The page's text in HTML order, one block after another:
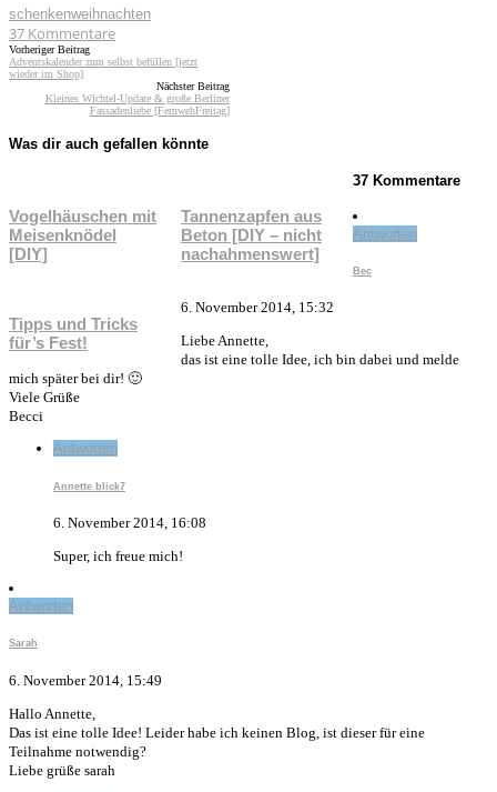
schenkenweihnachten
37 Kommentare
Vorheriger Beitrag
Adventskalender zum selbst befüllen [jetzt
wieder im Shop]
Nächster Beitrag
Kleines Wichtel-Update & große Berliner
Fassadenliebe [FernwehFreitag]
Was dir auch gefallen könnte
Vogelhäuschen mit
Meisenknödel
[DIY]
Tannenzapfen aus
Beton [DIY – nicht
nachahmenswert]
Tipps und Tricks
für’s Fest!
37 Kommentare
Antworten
Bec
6. November 2014, 15:32
Liebe Annette,
das ist eine tolle Idee, ich bin dabei und melde
mich später bei dir! 🙂
Viele Grüße
Becci
Antworten
Annette blick7
6. November 2014, 16:08
Super, ich freue mich!
Antworten
Sarah
6. November 2014, 15:49
Hallo Annette,
Das ist eine tolle Idee! Leider habe ich keinen Blog, ist dieser für eine
Teilnahme notwendig?
Liebe grüße sarah